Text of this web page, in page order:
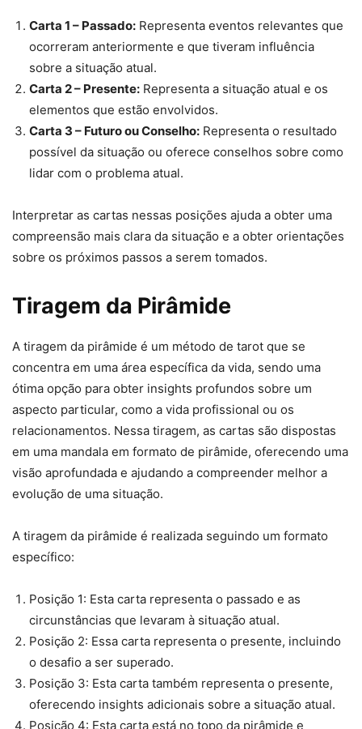
Carta 1 – Passado: Representa eventos relevantes que
ocorreram anteriormente e que tiveram influência
sobre a situação atual.
Carta 2 – Presente: Representa a situação atual e os
elementos que estão envolvidos.
Carta 3 – Futuro ou Conselho: Representa o resultado
possível da situação ou oferece conselhos sobre como
lidar com o problema atual.
Interpretar as cartas nessas posições ajuda a obter uma
compreensão mais clara da situação e a obter orientações
sobre os próximos passos a serem tomados.
Tiragem da Pirâmide
A tiragem da pirâmide é um método de tarot que se
concentra em uma área específica da vida, sendo uma
ótima opção para obter insights profundos sobre um
aspecto particular, como a vida profissional ou os
relacionamentos. Nessa tiragem, as cartas são dispostas
em uma mandala em formato de pirâmide, oferecendo uma
visão aprofundada e ajudando a compreender melhor a
evolução de uma situação.
A tiragem da pirâmide é realizada seguindo um formato
específico:
Posição 1: Esta carta representa o passado e as
circunstâncias que levaram à situação atual.
Posição 2: Essa carta representa o presente, incluindo
o desafio a ser superado.
Posição 3: Esta carta também representa o presente,
oferecendo insights adicionais sobre a situação atual.
Posição 4: Esta carta está no topo da pirâmide e